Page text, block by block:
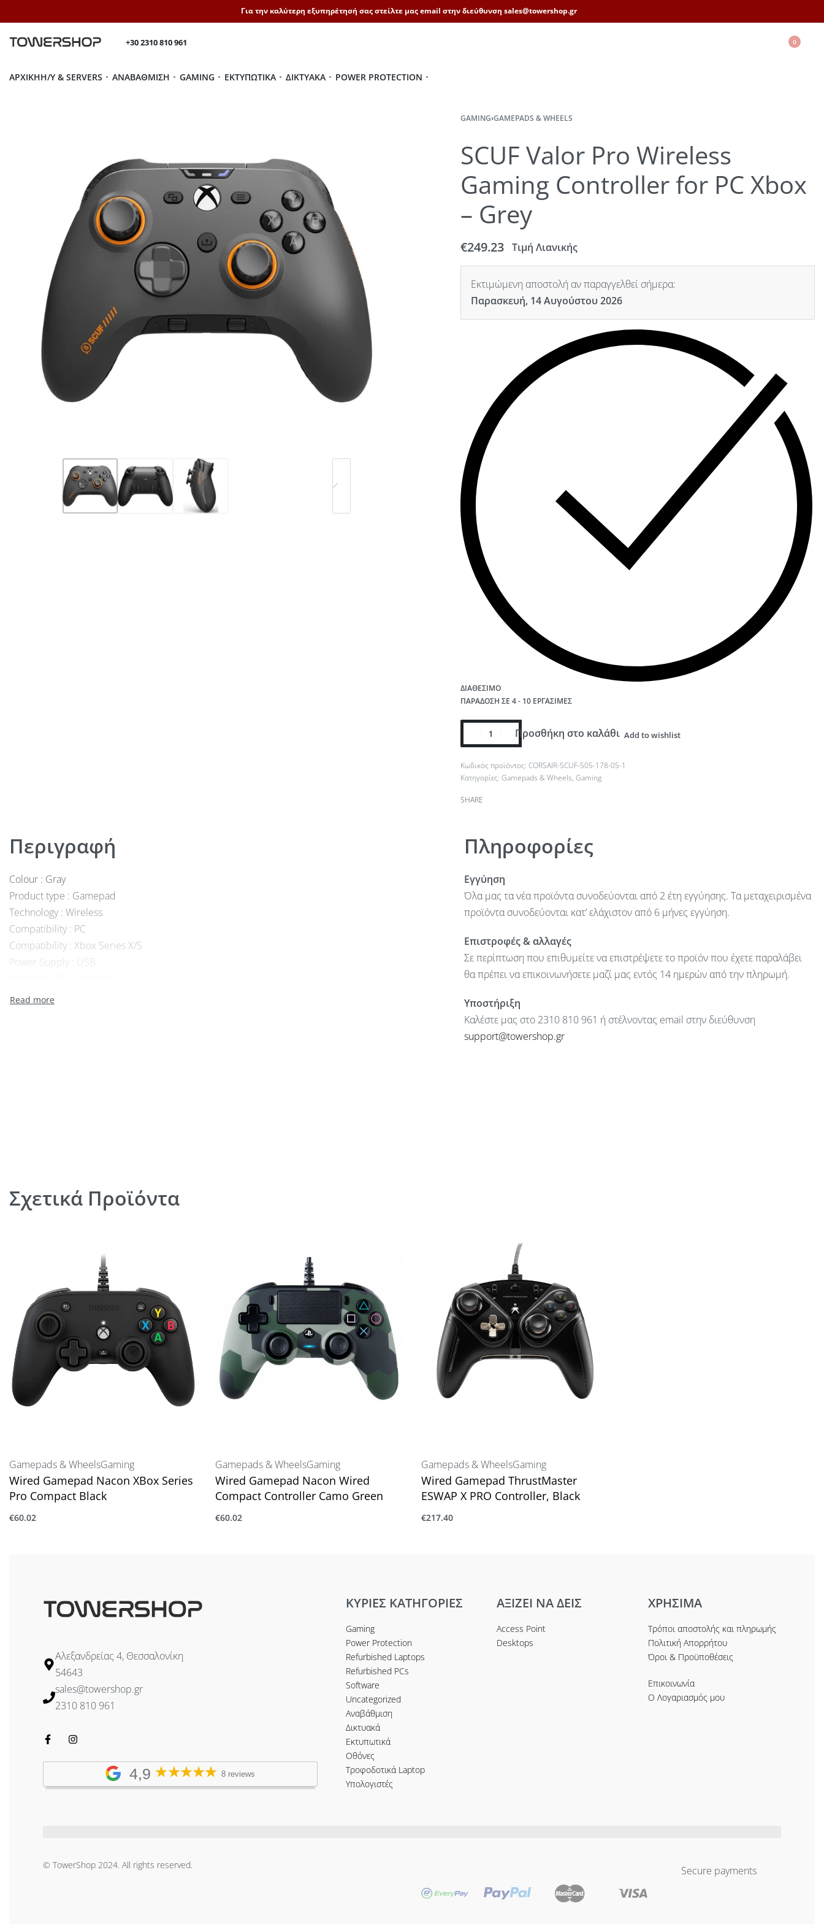
Για την καλύτερη εξυπηρέτησή σας στείλτε μας email στην διεύθυνση sales@towershop.gr
+30 2310 810 961 0
ΑΡΧΙΚΉH/Y & SERVERS ΑΝΑΒΆΘΜΙΣΗ GAMING ΕΚΤΥΠΩΤΙΚΆ ΔΙΚΤΥΑΚΆ POWER PROTECTION
GAMING›GAMEPADS & WHEELS
SCUF Valor Pro Wireless
Gaming Controller for PC Xbox
– Grey
€249.23 Τιμή Λιανικής
Εκτιμώμενη αποστολή αν παραγγελθεί σήμερα:
Παρασκευή, 14 Αυγούστου 2026
ΔΙΑΘΈΣΙΜΟ
ΠΑΡΆΔΟΣΗ ΣΕ 4 - 10 ΕΡΓΆΣΙΜΕΣ
Προσθήκη στο καλάθι Add to wishlist
CORSAIR-SCUF-505-178-05-1
Κατηγορίες: Gamepads & Wheels, Gaming
SHARE
Περιγραφή
Colour : Gray
Product type : Gamepad
Technology : Wireless
Compatibility : PC
Compatibility : Xbox Series X/S
Power Supply : USB
Max. Range (m) : 10
Πληροφορίες
Εγγύηση
Όλα μας τα νέα προϊόντα συνοδεύονται από 2 έτη εγγύησης. Τα μεταχειρισμένα
προϊόντα συνοδεύονται κατ’ ελάχιστον από 6 μήνες εγγύηση.
Επιστροφές & αλλαγές
Σε περίπτωση που επιθυμείτε να επιστρέψετε το προϊόν που έχετε παραλάβει
θα πρέπει να επικοινωνήσετε μαζί μας εντός 14 ημερών από την πληρωμή.
Υποστήριξη
Καλέστε μας στο 2310 810 961 ή στέλνοντας email στην διεύθυνση
support@towershop.gr
Σχετικά Προϊόντα
Gamepads & WheelsGaming
Wired Gamepad Nacon XBox Series
Pro Compact Black
€60.02
Gamepads & WheelsGaming
Wired Gamepad Nacon Wired
Compact Controller Camo Green
€60.02
Gamepads & WheelsGaming
Wired Gamepad ThrustMaster
ESWAP X PRO Controller, Black
€217.40
Αλεξανδρείας 4, Θεσσαλονίκη
54643
sales@towershop.gr
2310 810 961
4,9 8 reviews
ΚΥΡΙΕΣ ΚΑΤΗΓΟΡΙΕΣ
Gaming
Power Protection
Refurbished Laptops
Refurbished PCs
Software
Uncategorized
Αναβάθμιση
Δικτυακά
Εκτυπωτικά
Οθόνες
Τροφοδοτικά Laptop
Υπολογιστές
ΑΞΙΖΕΙ ΝΑ ΔΕΙΣ
Access Point
Desktops
ΧΡΗΣΙΜΑ
Τρόποι αποστολής και πληρωμής
Πολιτική Απορρήτου
Όροι & Προϋποθέσεις
Επικοινωνία
Ο Λογαριασμός μου
© TowerShop 2024. All rights reserved. Secure payments